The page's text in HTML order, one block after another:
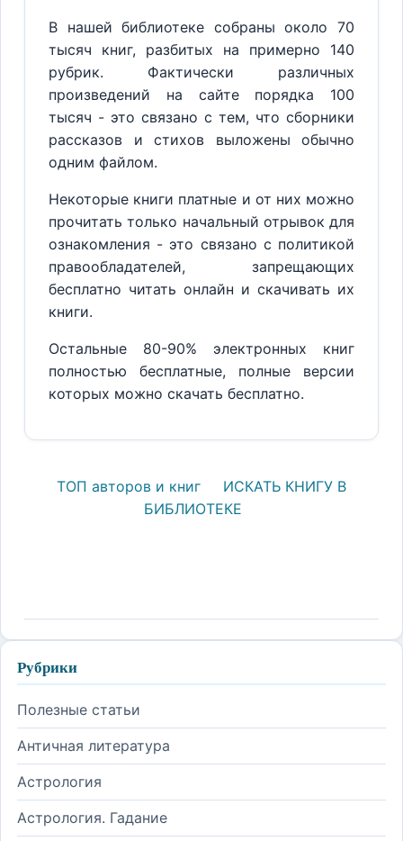
В нашей библиотеке собраны около 70
тысяч книг, разбитых на примерно 140
рубрик. Фактически различных
произведений на сайте порядка 100
тысяч - это связано с тем, что сборники
рассказов и стихов выложены обычно
одним файлом.
Некоторые книги платные и от них можно
прочитать только начальный отрывок для
ознакомления - это связано с политикой
правообладателей, запрещающих
бесплатно читать онлайн и скачивать их
книги.
Остальные 80-90% электронных книг
полностью бесплатные, полные версии
которых можно скачать бесплатно.
ТОП авторов и книг
ИСКАТЬ КНИГУ В
БИБЛИОТЕКЕ
Рубрики
Полезные статьи
Античная литература
Астрология
Астрология. Гадание